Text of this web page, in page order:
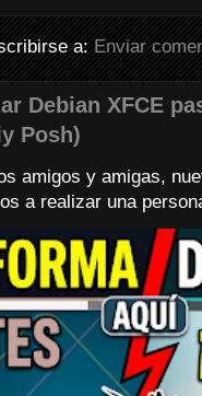
a:Enviar
Debian XFCE
Posh)
amigos y amigas,
a realizar una